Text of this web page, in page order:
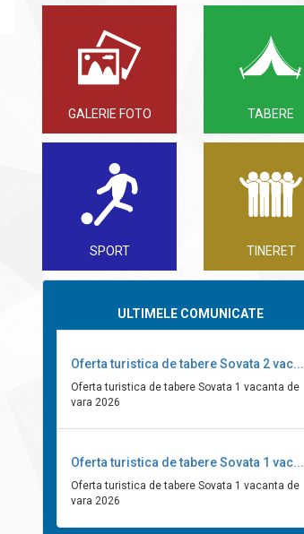
GALERIE FOTO TABERE
SPORT TINERET
ULTIMELE COMUNICATE
Oferta turistica de tabere Sovata 2 vac...
Oferta turistica de tabere Sovata 1 vacanta de
vara 2026
Oferta turistica de tabere Sovata 1 vac...
Oferta turistica de tabere Sovata 1 vacanta de
vara 2026